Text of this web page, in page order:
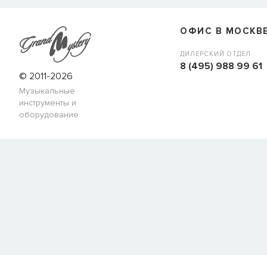
© 2011-2026
Музыкальные
инструменты и
оборудование
ОФИС В
ДИЛЕРСКИЙ ОТДЕЛ
8 (495) 988 99 61